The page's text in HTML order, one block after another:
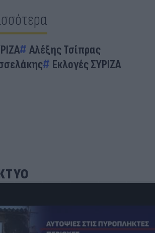
Αλέξης Τσίπρας
Εκλογές ΣΥΡΙΖΑ